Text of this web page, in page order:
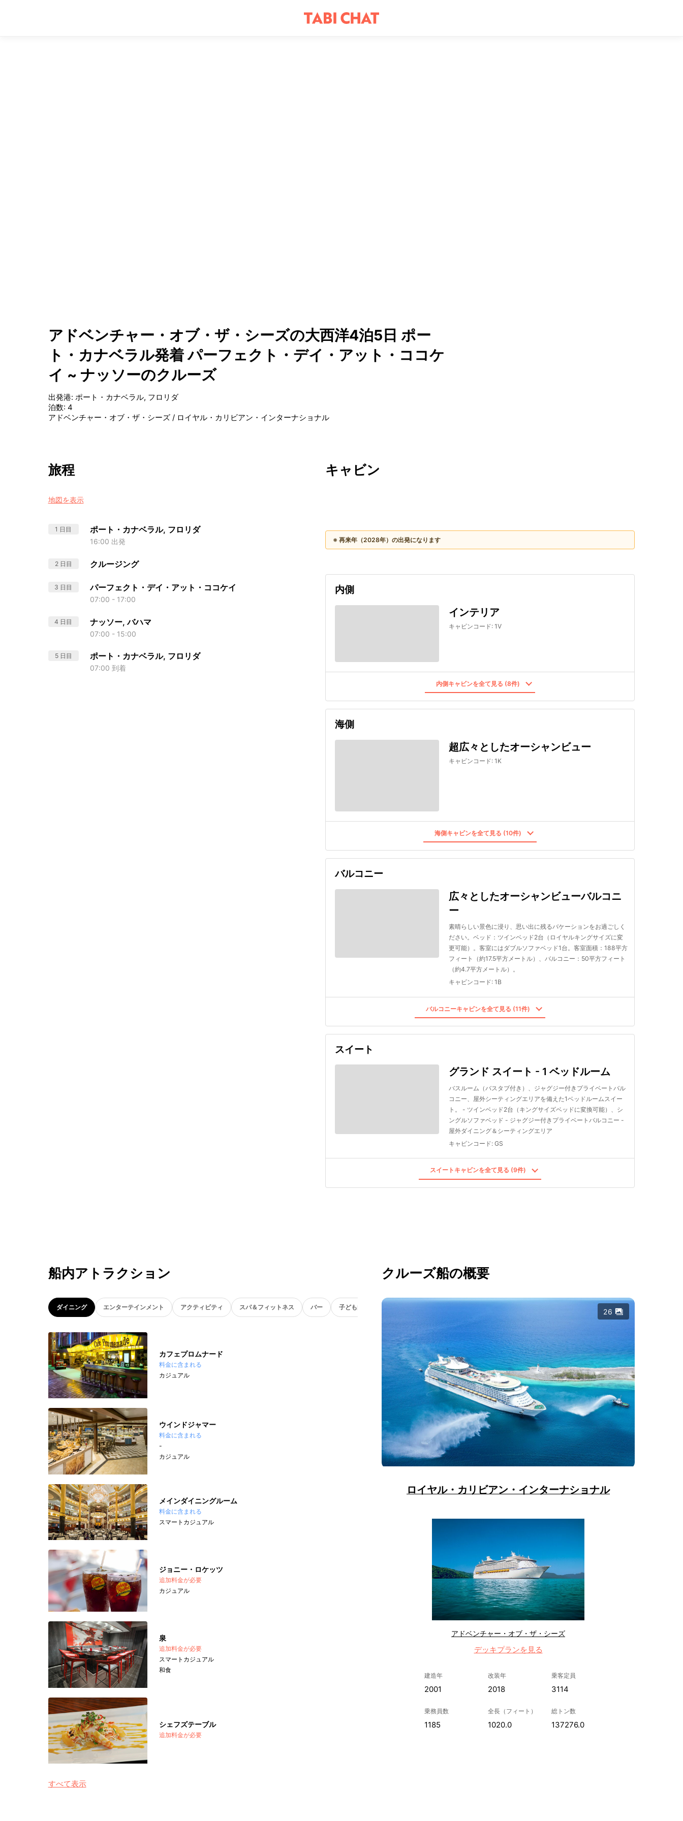
アドベンチャー・オブ・ザ・シーズの大西洋4泊5日 ポー
ト・カナベラル発着 パーフェクト・デイ・アット・ココケ
イ ~ ナッソーのクルーズ
出発港: ポート・カナベラル, フロリダ
泊数: 4
アドベンチャー・オブ・ザ・シーズ/ ロイヤル・カリビアン・インターナショナル
旅程
地図を表示
1 日目 ポート・カナベラル, フロリダ
16:00 出発
2 日目 クルージング
3 日目 パーフェクト・デイ・アット・ココケイ
07:00 - 17:00
4 日目 ナッソー, バハマ
07:00 - 15:00
5 日目 ポート・カナベラル, フロリダ
07:00 到着
キャビン
※ 再来年（2028年）の出発になります
内側
インテリア
キャビンコード: 1V
内側キャビンを全て見る (8件)
海側
超広々としたオーシャンビュー
キャビンコード: 1K
海側キャビンを全て見る (10件)
バルコニー
広々としたオーシャンビューバルコニ
ー
素晴らしい景色に浸り、思い出に残るバケーションをお過ごしく
ださい。ベッド：ツインベッド2台（ロイヤルキングサイズに変
更可能）。客室にはダブルソファベッド1台。客室面積：188平方
フィート（約17.5平方メートル）、バルコニー：50平方フィート
（約4.7平方メートル）。
キャビンコード: 1B
バルコニーキャビンを全て見る (11件)
スイート
グランド スイート - 1 ベッドルーム
バスルーム（バスタブ付き）、ジャグジー付きプライベートバル
コニー、屋外シーティングエリアを備えた1ベッドルームスイー
ト。 - ツインベッド2台（キングサイズベッドに変換可能）、シ
ングルソファベッド - ジャグジー付きプライベートバルコニー -
屋外ダイニング＆シーティングエリア
キャビンコード: GS
スイートキャビンを全て見る (9件)
船内アトラクション
ダイニング エンターテインメント アクティビティ スパ＆フィットネス バー 子ども向け
カフェプロムナード
料金に含まれる
カジュアル
ウインドジャマー
料金に含まれる
-
カジュアル
メインダイニングルーム
料金に含まれる
スマートカジュアル
ジョニー・ロケッツ
追加料金が必要
カジュアル
泉
追加料金が必要
スマートカジュアル
和食
シェフズテーブル
追加料金が必要
すべて表示
クルーズ船の概要
26
ロイヤル・カリビアン・インターナショナル
アドベンチャー・オブ・ザ・シーズ
デッキプランを見る
建造年
2001
改装年
2018
乗客定員
3114
乗務員数
1185
全長（フィート）
1020.0
総トン数
137276.0